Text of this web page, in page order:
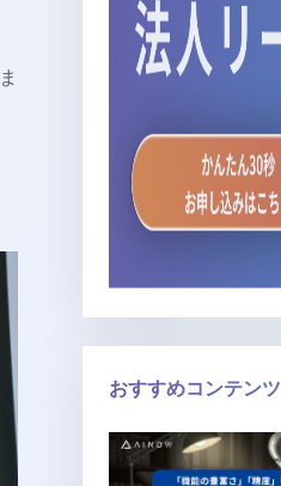
おすすめコンテンツ